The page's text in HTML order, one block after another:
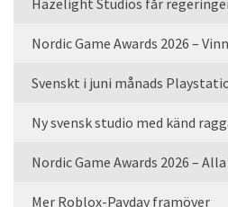
Nordic Game Awards 2026 –
Svenskt i juni månads
Ny svensk studio med känd
Nordic Game Awards 2026 –
Mer Roblox-Payday framöver